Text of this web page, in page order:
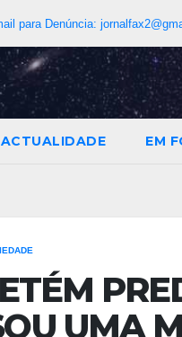
para Denúncia:
ACTUALIDADE EM
UMA